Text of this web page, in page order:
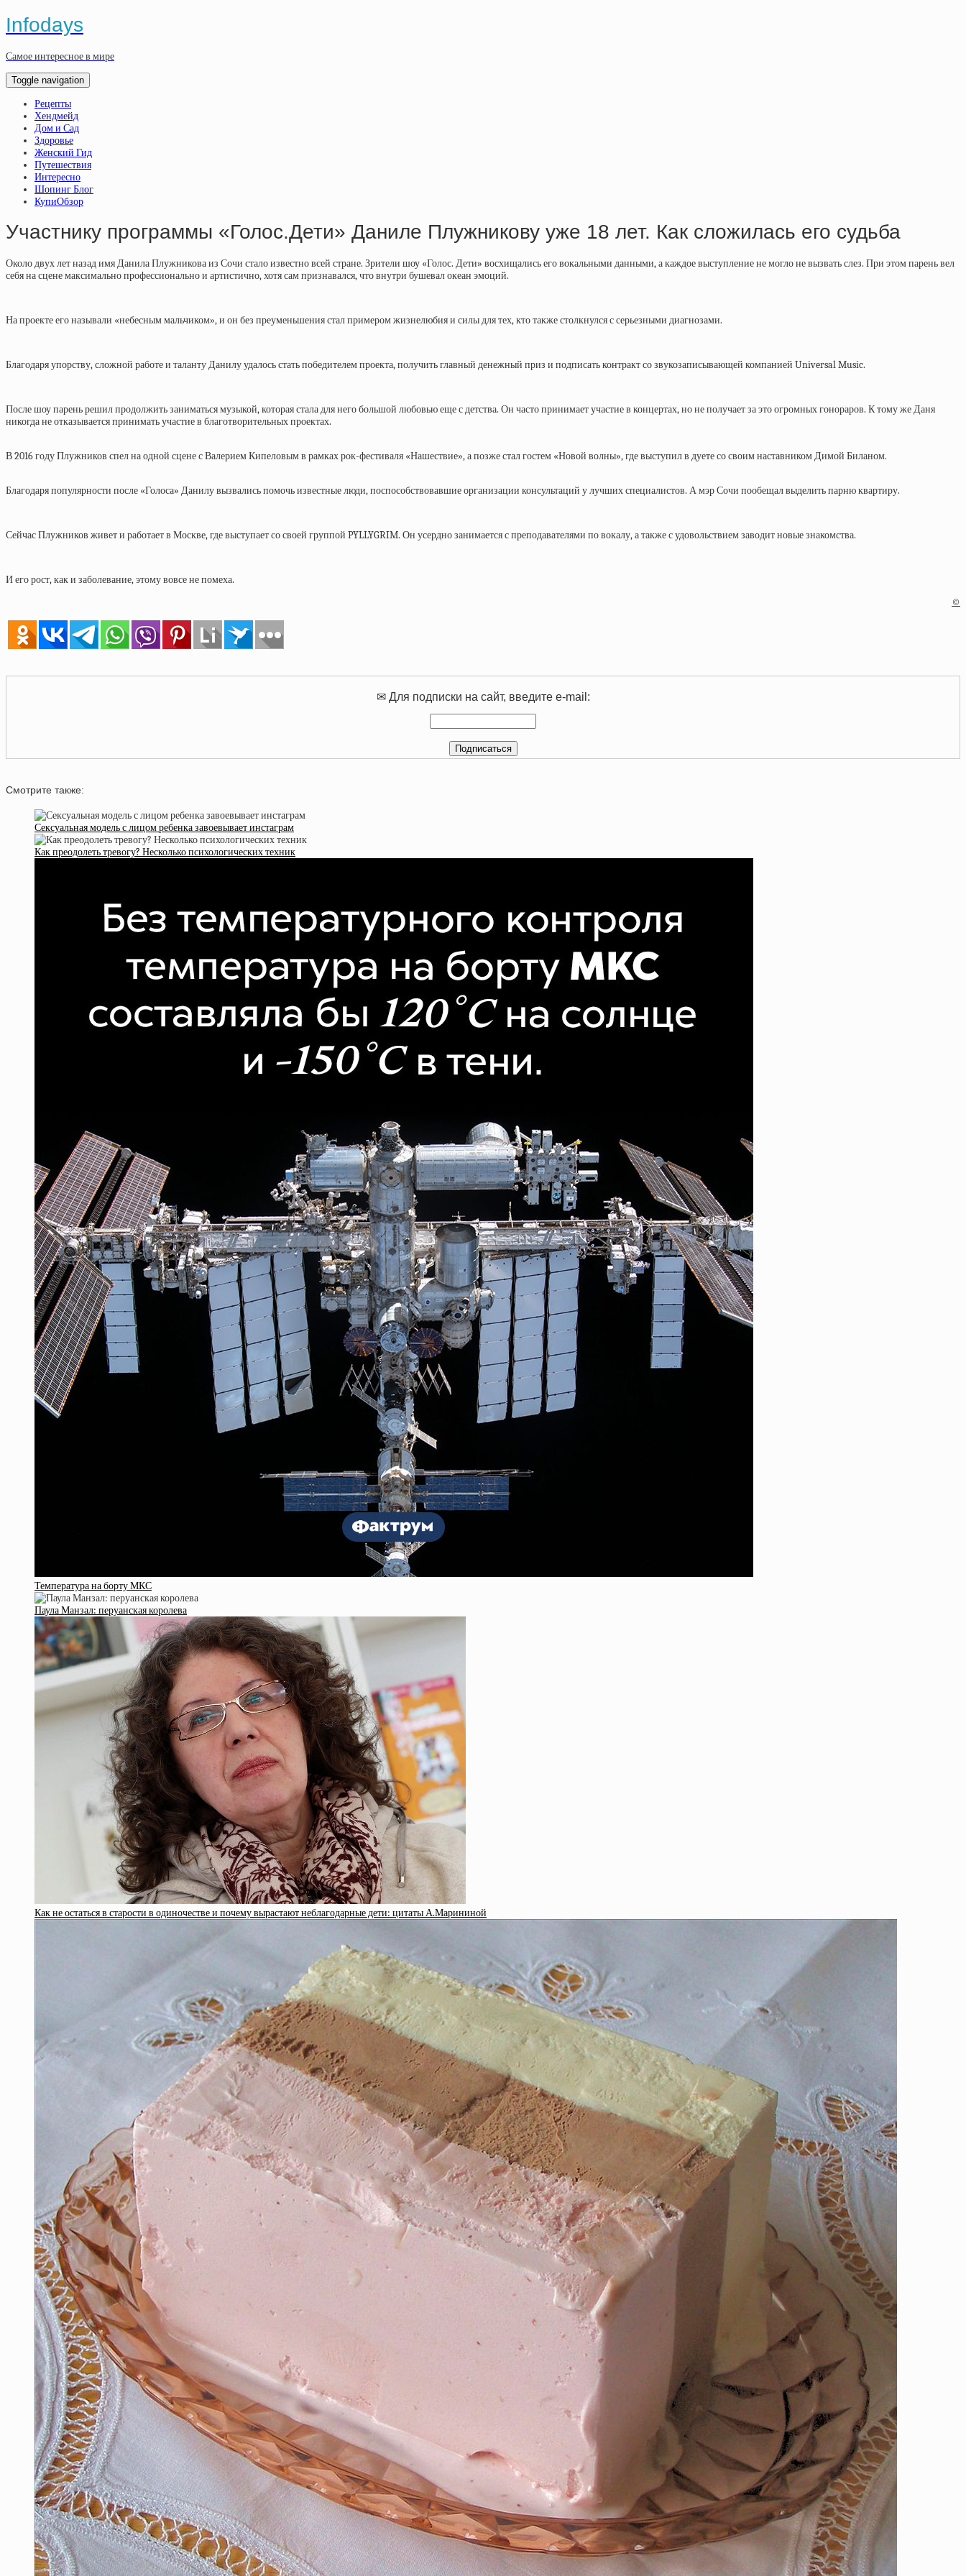
Infodays
Самое интересное в мире
Toggle navigation
Рецепты
Хендмейд
Дом и Сад
Здоровье
Женский Гид
Путешествия
Интересно
Шопинг Блог
КупиОбзор
Участнику программы «Голос.Дети» Даниле Плужникову уже 18 лет. Как сложилась его судьба
Около двух лет назад имя Данила Плужникова из Сочи стало известно всей стране. Зрители шоу «Голос. Дети» восхищались его вокальными данными, а каждое выступление не могло не вызвать слез. При этом парень вел
себя на сцене максимально профессионально и артистично, хотя сам признавался, что внутри бушевал океан эмоций.
На проекте его называли «небесным мальчиком», и он без преуменьшения стал примером жизнелюбия и силы для тех, кто также столкнулся с серьезными диагнозами.
Благодаря упорству, сложной работе и таланту Данилу удалось стать победителем проекта, получить главный денежный приз и подписать контракт со звукозаписывающей компанией Universal Music.
После шоу парень решил продолжить заниматься музыкой, которая стала для него большой любовью еще с детства. Он часто принимает участие в концертах, но не получает за это огромных гонораров. К тому же Даня
никогда не отказывается принимать участие в благотворительных проектах.
В 2016 году Плужников спел на одной сцене с Валерием Кипеловым в рамках рок-фестиваля «Нашествие», а позже стал гостем «Новой волны», где выступил в дуете со своим наставником Димой Биланом.
Благодаря популярности после «Голоса» Данилу вызвались помочь известные люди, поспособствовавшие организации консультаций у лучших специалистов. А мэр Сочи пообещал выделить парню квартиру.
Сейчас Плужников живет и работает в Москве, где выступает со своей группой PYLLYGRIM. Он усердно занимается с преподавателями по вокалу, а также с удовольствием заводит новые знакомства.
И его рост, как и заболевание, этому вовсе не помеха.
©
✉ Для подписки на сайт, введите e-mail:
Смотрите также:
Сексуальная модель с лицом ребенка завоевывает инстаграм
Как преодолеть тревогу? Несколько психологических техник
Температура на борту МКС
Паула Манзал: перуанская королева
Как не остаться в старости в одиночестве и почему вырастают неблагодарные дети: цитаты А.Марининой